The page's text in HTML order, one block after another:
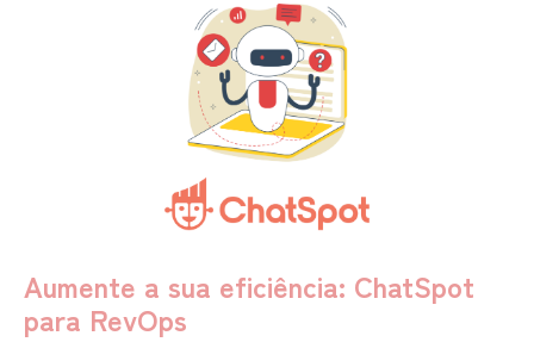
Aumente a sua eficiência: ChatSpot
para RevOps